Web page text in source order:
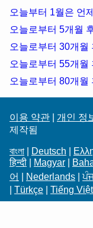
오늘부터 1월은 언
오늘로부터 5개월
오늘로부터 30개월
오늘로부터 55개월
오늘로부터 80개월
이용 약관 개인 정
제작됨
বাংলা Deutsch
हिन्दी
Magyar
어
Nederlands |
Türkçe Tiếng Việt